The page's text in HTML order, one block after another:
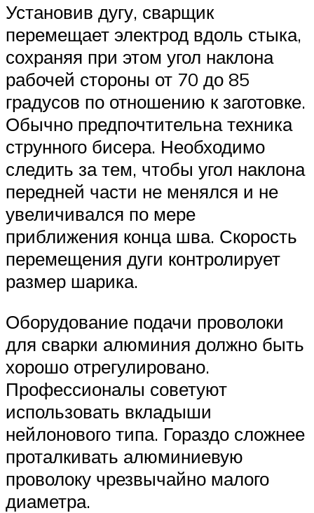
Установив дугу, сварщик
перемещает электрод вдоль стыка,
сохраняя при этом угол наклона
рабочей стороны от 70 до 85
градусов по отношению к заготовке.
Обычно предпочтительна техника
струнного бисера. Необходимо
следить за тем, чтобы угол наклона
передней части не менялся и не
увеличивался по мере
приближения конца шва. Скорость
перемещения дуги контролирует
размер шарика.
Оборудование подачи проволоки
для сварки алюминия должно быть
хорошо отрегулировано.
Профессионалы советуют
использовать вкладыши
нейлонового типа. Гораздо сложнее
проталкивать алюминиевую
проволоку чрезвычайно малого
диаметра.